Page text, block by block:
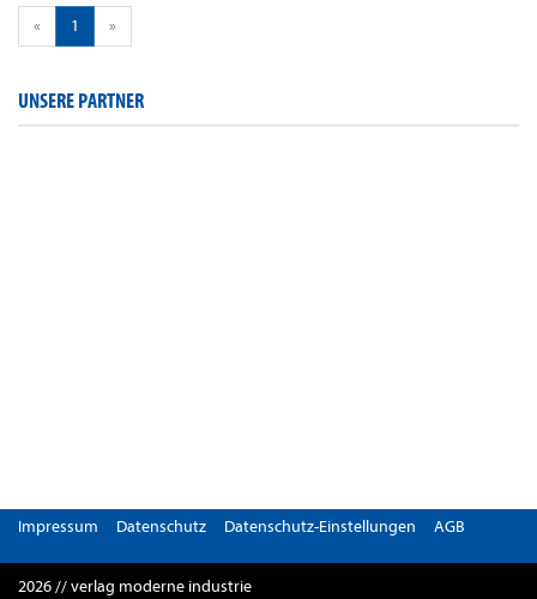
« 1 »
UNSERE PARTNER
Impressum Datenschutz Datenschutz-Einstellungen AGB
2026 // verlag moderne industrie